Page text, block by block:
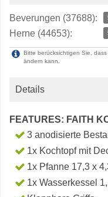
Beverungen (37688):
Herne (44653):
Bitte berücksichtigen Sie,
ändern kann.
Details
FEATURES: FAITH
3 anodisierte
1x Kochtopf mit
1x Pfanne 17,3 x
1x Wasserkessel